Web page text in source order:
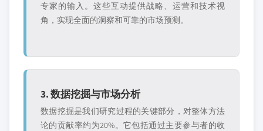
专家的输入。这些互动提供战略、运营和技术视
角，实现全面的洞察和可靠的市场预测。
3. 数据挖掘与市场分析
数据挖掘是我们研究过程的关键部分，对整体方法
论的贡献率约为20%。它包括通过主要参与者的收